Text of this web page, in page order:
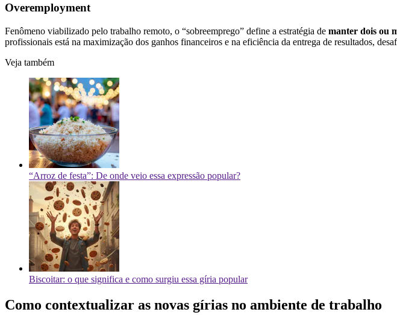
Overemployment
Fenômeno viabilizado pelo trabalho remoto, o “sobreemprego” define a estratégia de manter dois ou
profissionais está na maximização dos ganhos financeiros e na eficiência da entrega de resultados,
Veja também
“Arroz de festa”: De onde veio essa expressão popular?
Biscoitar: o que significa e como surgiu essa gíria popular
Como contextualizar as novas gírias no ambiente de trabalho